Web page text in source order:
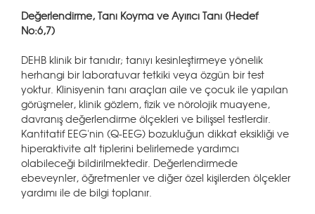
Değerlendirme, Tanı Koyma ve Ayırıcı Tanı (Hedef
No:6,7)
DEHB klinik bir tanıdır; tanıyı kesinleştirmeye yönelik
herhangi bir laboratuvar tetkiki veya özgün bir test
yoktur. Klinisyenin tanı araçları aile ve çocuk ile yapılan
görüşmeler, klinik gözlem, fizik ve nörolojik muayene,
davranış değerlendirme ölçekleri ve bilişsel testlerdir.
Kantitatif EEG'nin (Q-EEG) bozukluğun dikkat eksikliği ve
hiperaktivite alt tiplerini belirlemede yardımcı
olabileceği bildirilmektedir. Değerlendirmede
ebeveynler, öğretmenler ve diğer özel kişilerden ölçekler
yardımı ile de bilgi toplanır.